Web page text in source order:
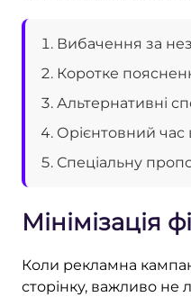
Вибачення за
Коротке
Альтернативні
Орієнтовний час
Спеціальну
Мінімізація
Коли рекламна
сторінку, важливо